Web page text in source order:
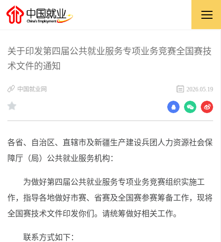
关于印发第四届公共就业服务专项业务竞赛全国赛技
术文件的通知
中国就业网 2026.05.19
各省、自治区、直辖市及新疆生产建设兵团人力资源社会保
障厅（局）公共就业服务机构：
为做好第四届公共就业服务专项业务竞赛组织实施工
作，指导各地做好市赛、省赛及全国赛参赛筹备工作，现将
全国赛技术文件印发你们。请统筹做好相关工作。
联系方式如下：